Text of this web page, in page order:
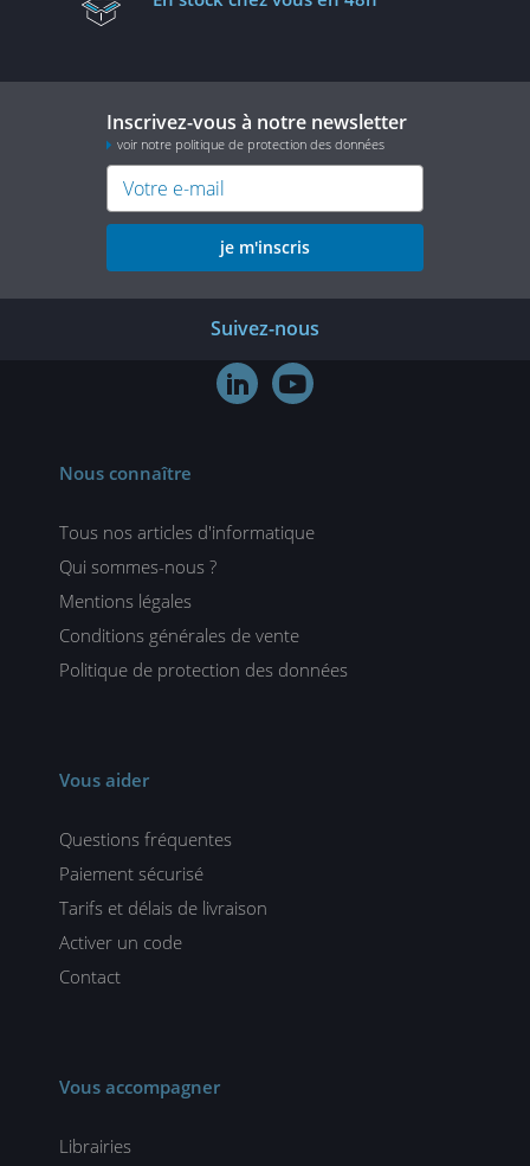
Inscrivez-vous à notre newsletter
voir notre politique de protection des données
je m'inscris
Suivez-nous
 
Nous connaître
Tous nos articles d'informatique
Qui sommes-nous ?
Mentions légales
Conditions générales de vente
Politique de protection des données
Vous aider
Questions fréquentes
Paiement sécurisé
Tarifs et délais de livraison
Activer un code
Contact
Vous accompagner
Librairies